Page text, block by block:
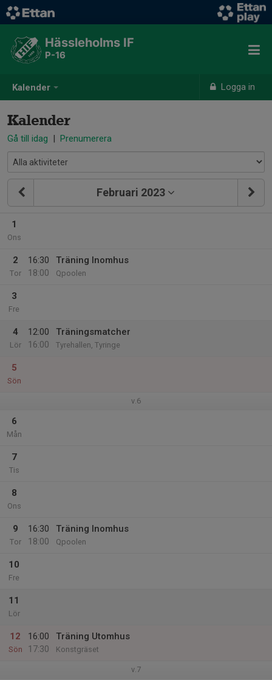
Kalender Logga in
Hässleholms IF
P-16
Kalender
Gå till idag | Prenumerera
Februari 2023
1
Ons
2
Tor
16:30
18:00
Träning Inomhus
Qpoolen
3
Fre
4
Lör
12:00
16:00
Träningsmatcher
Tyrehallen, Tyringe
5
Sön
v.6
6
Mån
7
Tis
8
Ons
9
Tor
16:30
18:00
Träning Inomhus
Qpoolen
10
Fre
11
Lör
12
Sön
16:00
17:30
Träning Utomhus
Konstgräset
v.7